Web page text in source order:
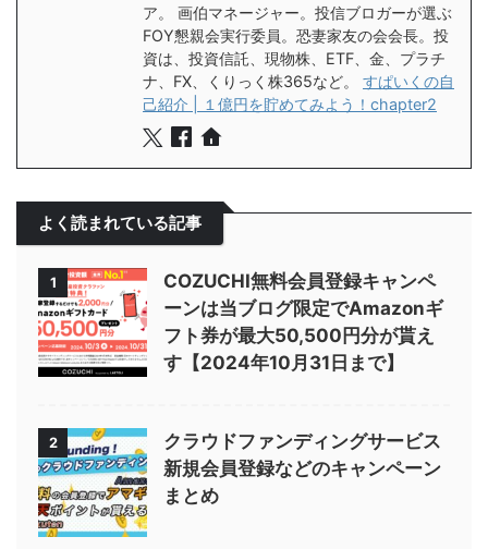
ア。 画伯マネージャー。投信ブロガーが選ぶ
FOY懇親会実行委員。恐妻家友の会会長。投
資は、投資信託、現物株、ETF、金、プラチ
ナ、FX、くりっく株365など。 すぱいくの自
己紹介 | １億円を貯めてみよう！chapter2
よく読まれている記事
1
COZUCHI無料会員登録キャンペ
ーンは当ブログ限定でAmazonギ
フト券が最大50,500円分が貰え
す【2024年10月31日まで】
2
クラウドファンディングサービス
新規会員登録などのキャンペーン
まとめ